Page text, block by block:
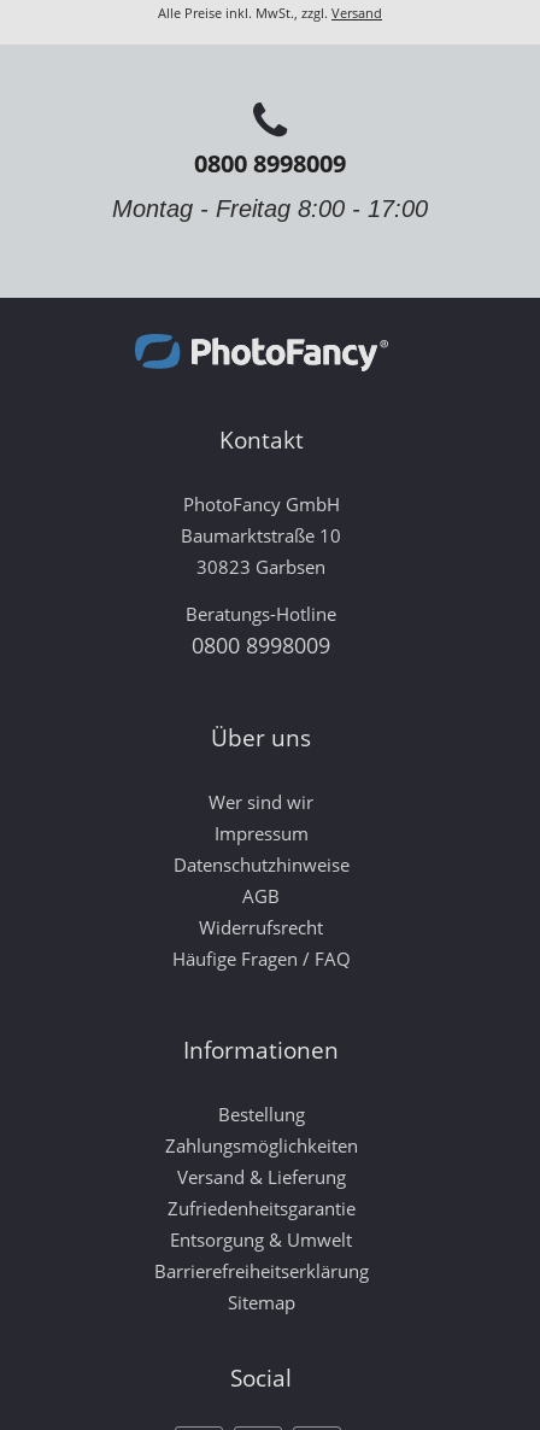
Alle Preise inkl. MwSt., zzgl. Versand
0800 8998009
Montag - Freitag 8:00 - 17:00
Kontakt
PhotoFancy GmbH
Baumarktstraße 10
30823 Garbsen
Beratungs-Hotline
0800 8998009
Über uns
Wer sind wir
Impressum
Datenschutzhinweise
AGB
Widerrufsrecht
Häufige Fragen / FAQ
Informationen
Bestellung
Zahlungsmöglichkeiten
Versand & Lieferung
Zufriedenheitsgarantie
Entsorgung & Umwelt
Barrierefreiheitserklärung
Sitemap
Social